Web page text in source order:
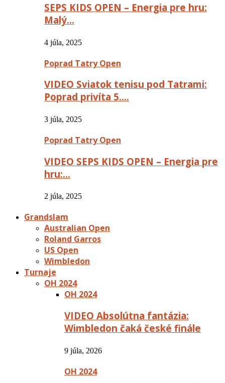
SEPS KIDS OPEN – Energia pre hru:
Malý…
4 júla, 2025
Poprad Tatry Open
VIDEO Sviatok tenisu pod Tatrami:
Poprad privíta 5….
3 júla, 2025
Poprad Tatry Open
VIDEO SEPS KIDS OPEN – Energia pre
hru:…
2 júla, 2025
Grandslam
Australian Open
Roland Garros
US Open
Wimbledon
Turnaje
OH 2024
OH 2024
VIDEO Absolútna fantázia:
Wimbledon čaká české finále
9 júla, 2026
OH 2024